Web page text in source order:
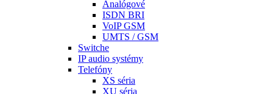
Analógové
ISDN BRI
VoIP GSM
UMTS / GSM
Switche
IP audio systémy
Telefóny
XS séria
XU séria